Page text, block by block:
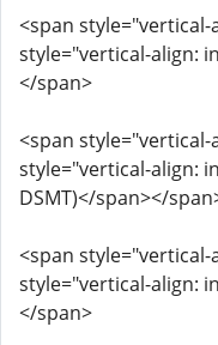
<span
style="vertical-align:
</span>
<span
style="vertical-align:
DSMT)</span></
<span
style="vertical-align:
</span>